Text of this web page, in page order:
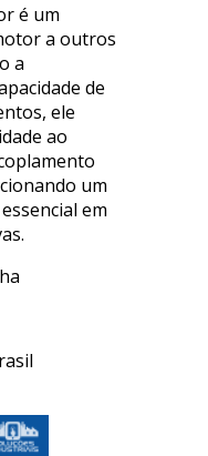
é um
a outros
a
de
ele
ao
um
em